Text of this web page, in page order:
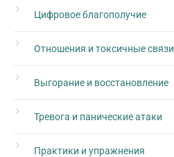
Цифровое благополучие
Отношения и токсичные связи
Выгорание и восстановление
Тревога и панические атаки
Практики и упражнения